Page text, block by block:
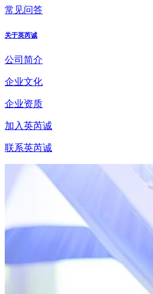
常见问答
关于英芮诚
公司简介
企业文化
企业资质
加入英芮诚
联系英芮诚